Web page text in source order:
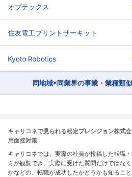
オプテックス
住友電工プリントサーキット
Kyoto Robotics
同地域×同業界の事業・業種類
キャリコネで見られる松定プレシジョン株式
用面接対策
キャリコネでは、実際の社員が投稿した転職
ミが観覧でき、実際に受けた質問だけではな
かなどの、転職が成功したかどうかも知るこ